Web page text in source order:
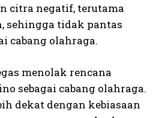
citra negatif, terutama
sehingga tidak pantas
cabang olahraga.
menolak rencana
sebagai cabang olahraga.
dekat dengan kebiasaan